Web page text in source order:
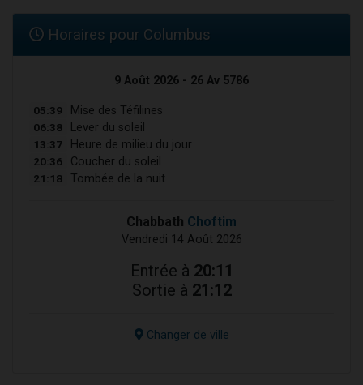
Horaires pour Columbus
9 Août 2026 - 26 Av 5786
05:39 Mise des Téfilines
06:38 Lever du soleil
13:37 Heure de milieu du jour
20:36 Coucher du soleil
21:18 Tombée de la nuit
Chabbath Choftim
Vendredi 14 Août 2026
Entrée à 20:11
Sortie à 21:12
Changer de ville